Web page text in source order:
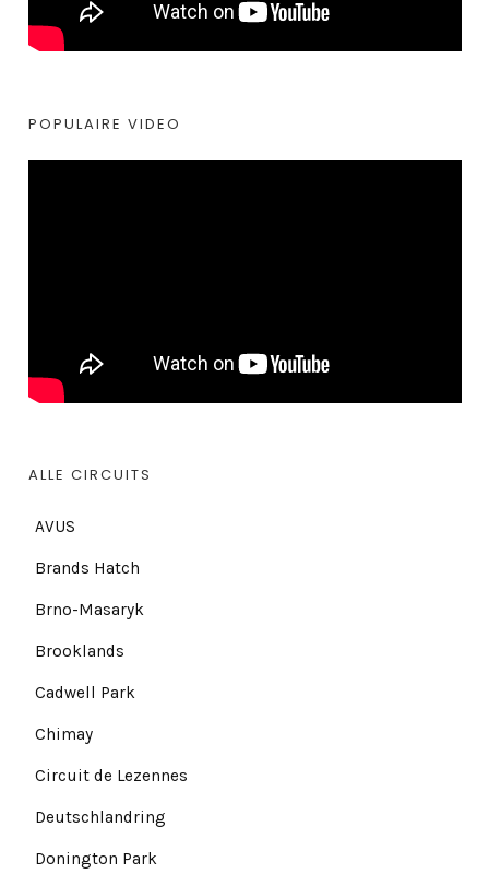
POPULAIRE VIDEO
ALLE CIRCUITS
AVUS
Brands Hatch
Brno-Masaryk
Brooklands
Cadwell Park
Chimay
Circuit de Lezennes
Deutschlandring
Donington Park